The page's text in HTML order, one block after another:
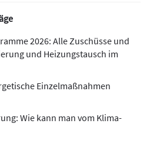
2026: Alle Zuschüsse und
und Heizungstausch im
Einzelmaßnahmen
Wie kann man vom Klima-